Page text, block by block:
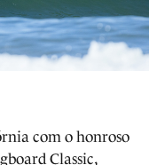
com o honroso
Classic,